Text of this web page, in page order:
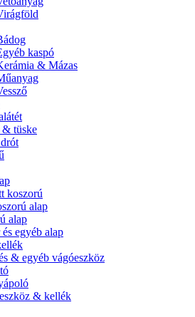
kaspó
& Mázas
tüske
koszorú
alap
alap
egyéb alap
& egyéb vágóeszköz
& kellék